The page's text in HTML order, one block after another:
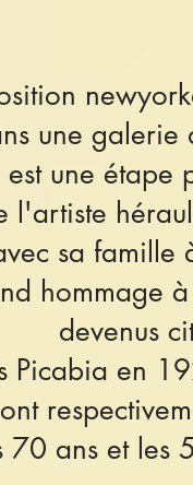
une galerie
est une étape
l'artiste
sa famille
hommage
devenus
Picabia en
70 ans et les